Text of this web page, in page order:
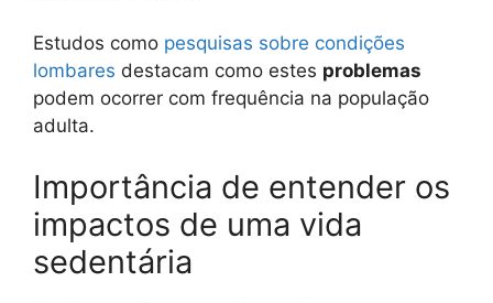
Estudos como pesquisas sobre condições
lombares destacam como estes problemas
podem ocorrer com frequência na população
adulta.
Importância de entender os
impactos de uma vida
sedentária